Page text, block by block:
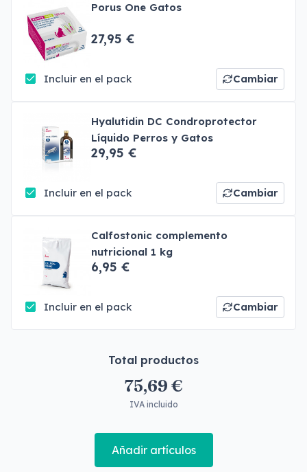
Porus One Gatos
27,95 €
Incluir en el pack Cambiar
Hyalutidin DC Condroprotector
Líquido Perros y Gatos
29,95 €
Incluir en el pack Cambiar
Calfostonic complemento
nutricional 1 kg
6,95 €
Incluir en el pack Cambiar
Total productos
75,69 €
IVA incluido
Añadir artículos